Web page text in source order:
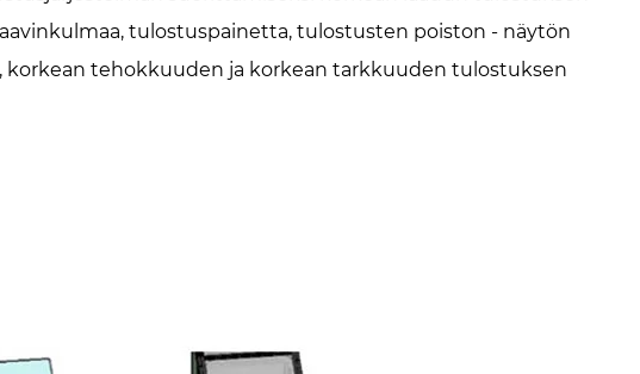
tulostuspainetta, tulostusten poiston - näytön
tehokkuuden ja korkean tarkkuuden tulostuksen